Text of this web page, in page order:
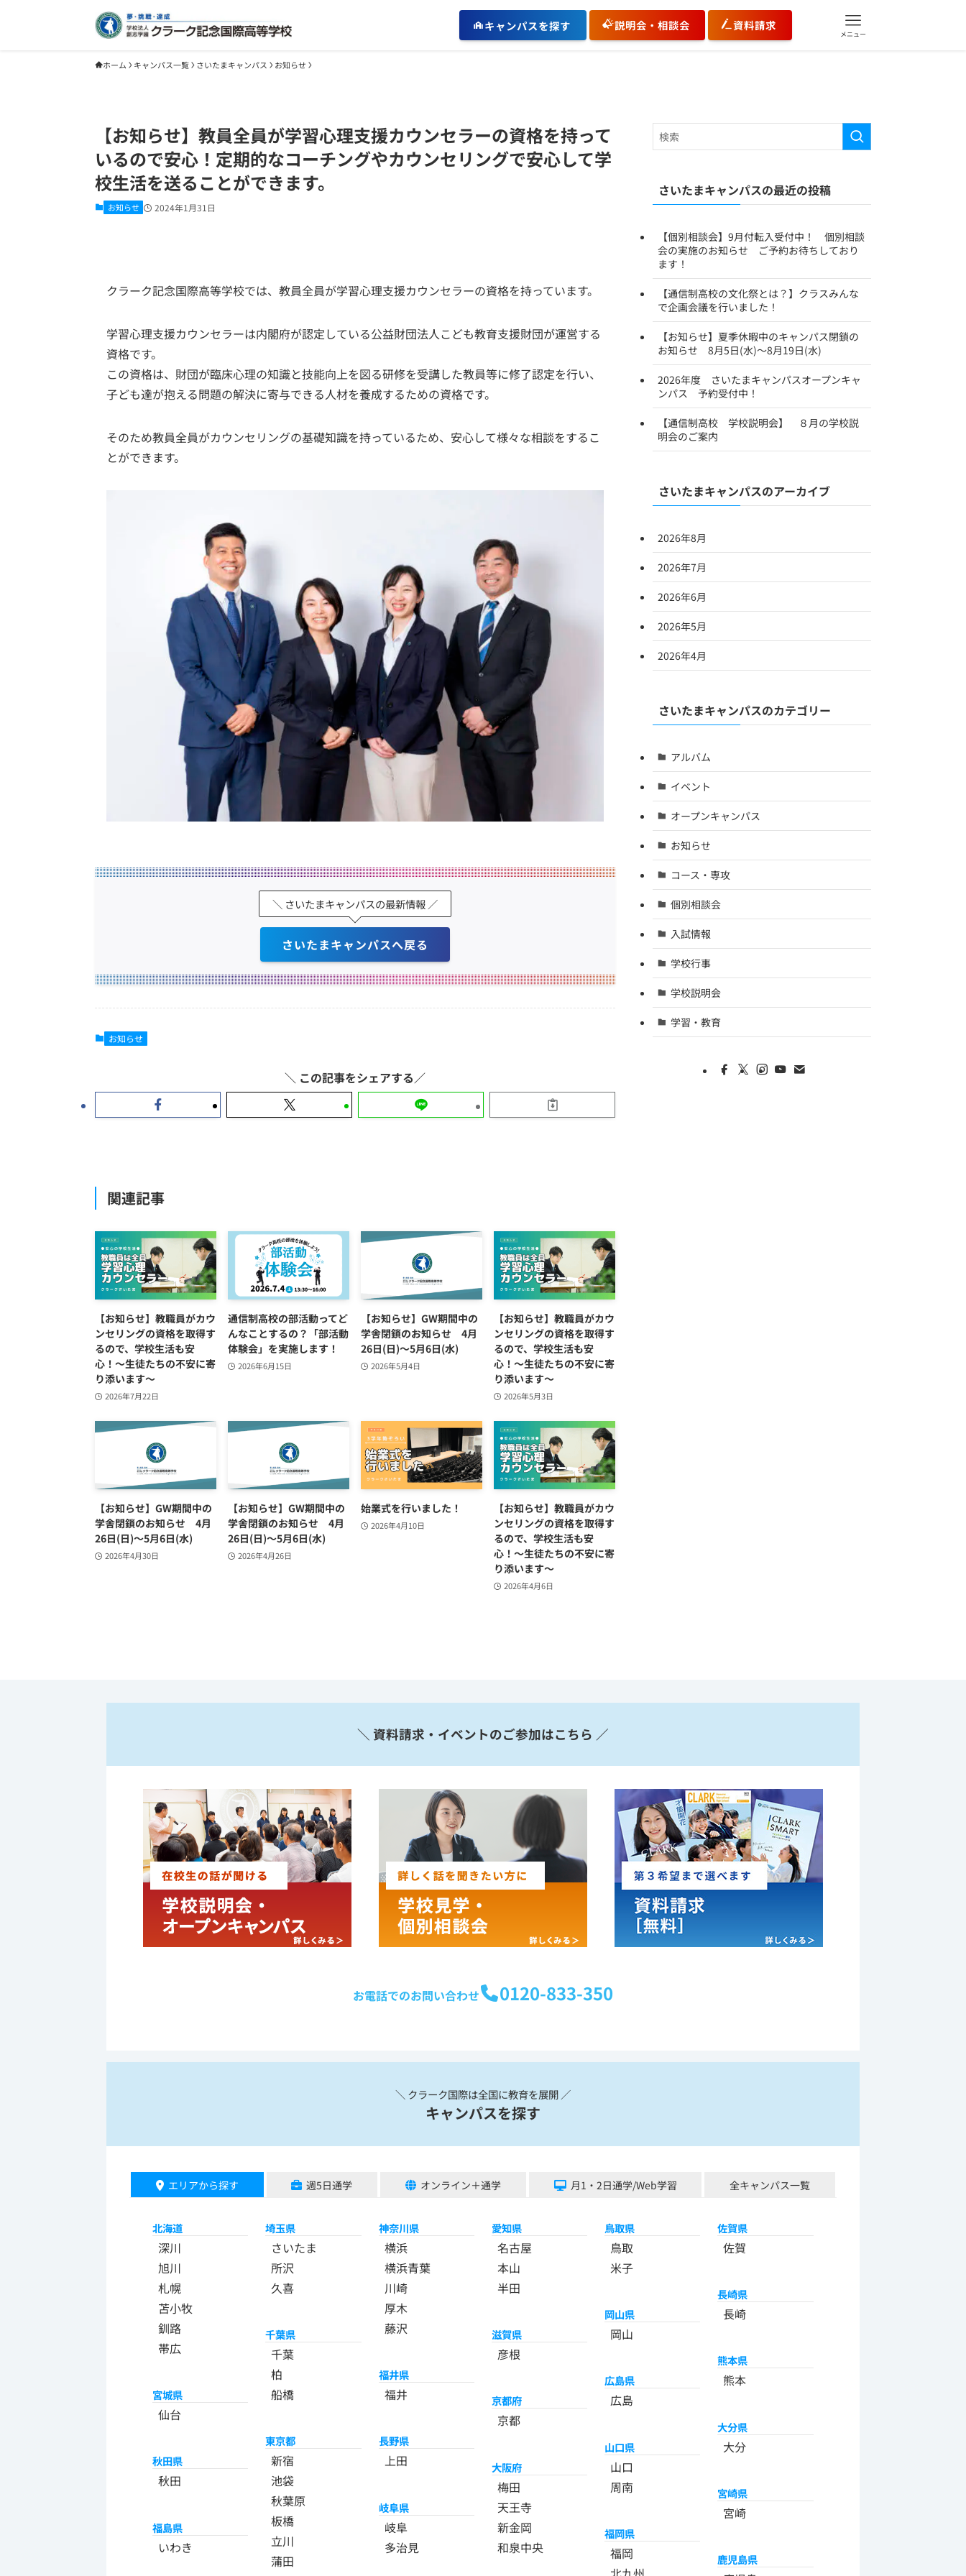
キャンパスを探す 説明会・相談会 資料請求
メニュー
ホーム キャンパス一覧 さいたまキャンパス お知らせ
【お知らせ】教員全員が学習心理支援カウンセラーの資格を持って
いるので安心！定期的なコーチングやカウンセリングで安心して学
校生活を送ることができます。
お知らせ 2024年1月31日
クラーク記念国際高等学校では、教員全員が学習心理支援カウンセラーの資格を持っています。
学習心理支援カウンセラーは内閣府が認定している公益財団法人こども教育支援財団が運営する
資格です。
この資格は、財団が臨床心理の知識と技能向上を図る研修を受講した教員等に修了認定を行い、
子ども達が抱える問題の解決に寄与できる人材を養成するための資格です。
そのため教員全員がカウンセリングの基礎知識を持っているため、安心して様々な相談をするこ
とができます。
＼ さいたまキャンパスの最新情報 ／
さいたまキャンパスへ戻る
お知らせ
関連記事
【お知らせ】教職員がカウ
ンセリングの資格を取得す
るので、学校生活も安
心！〜生徒たちの不安に寄
り添います～
2026年7月22日
通信制高校の部活動ってど
んなことするの？「部活動
体験会」を実施します！
2026年6月15日
【お知らせ】GW期間中の
学舎閉鎖のお知らせ 4月
26日(日)～5月6日(水)
2026年5月4日
【お知らせ】教職員がカウ
ンセリングの資格を取得す
るので、学校生活も安
心！〜生徒たちの不安に寄
り添います～
2026年5月3日
【お知らせ】GW期間中の
学舎閉鎖のお知らせ 4月
26日(日)～5月6日(水)
2026年4月30日
【お知らせ】GW期間中の
学舎閉鎖のお知らせ 4月
26日(日)～5月6日(水)
2026年4月26日
始業式を行いました！
2026年4月10日
【お知らせ】教職員がカウ
ンセリングの資格を取得す
るので、学校生活も安
心！〜生徒たちの不安に寄
り添います～
2026年4月6日
さいたまキャンパスの最近の投稿
【個別相談会】9月付転入受付中！ 個別相談
会の実施のお知らせ ご予約お待ちしており
ます！
【通信制高校の文化祭とは？】クラスみんな
で企画会議を行いました！
【お知らせ】夏季休暇中のキャンパス閉鎖の
お知らせ 8月5日(水)～8月19日(水)
2026年度 さいたまキャンパスオープンキャ
ンパス 予約受付中！
【通信制高校 学校説明会】 ８月の学校説
明会のご案内
さいたまキャンパスのアーカイブ
2026年8月
2026年7月
2026年6月
2026年5月
2026年4月
さいたまキャンパスのカテゴリー
アルバム
イベント
オープンキャンパス
お知らせ
コース・専攻
個別相談会
入試情報
学校行事
学校説明会
学習・教育
＼ 資料請求・イベントのご参加はこちら ／
お電話でのお問い合わせ 0120-833-350
＼ クラーク国際は全国に教育を展開 ／
キャンパスを探す
エリアから探す 週5日通学 オンライン＋通学 月1・2日通学/Web学習 全キャンパス一覧
北海道
深川
旭川
札幌
苫小牧
釧路
帯広
宮城県
仙台
秋田県
秋田
福島県
いわき
埼玉県
さいたま
所沢
久喜
千葉県
千葉
柏
船橋
東京都
新宿
池袋
秋葉原
板橋
立川
蒲田
神奈川県
横浜
横浜青葉
川崎
厚木
藤沢
福井県
福井
長野県
上田
岐阜県
岐阜
多治見
愛知県
名古屋
本山
半田
滋賀県
彦根
京都府
京都
大阪府
梅田
天王寺
新金岡
和泉中央
鳥取県
鳥取
米子
岡山県
岡山
広島県
広島
山口県
山口
周南
福岡県
福岡
佐賀県
佐賀
長崎県
長崎
熊本県
熊本
大分県
大分
宮崎県
宮崎
鹿児島県